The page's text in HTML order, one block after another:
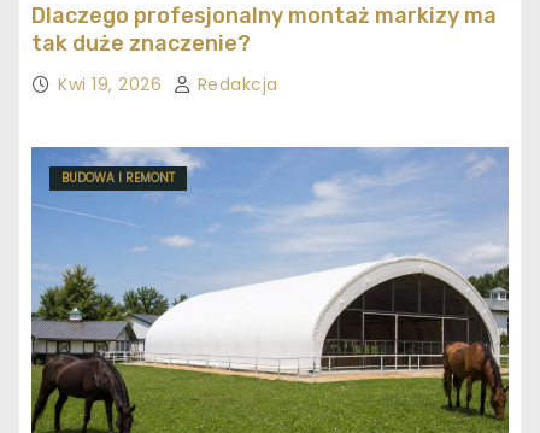
Dlaczego profesjonalny montaż markizy ma
tak duże znaczenie?
Kwi 19, 2026 Redakcja
BUDOWA I REMONT